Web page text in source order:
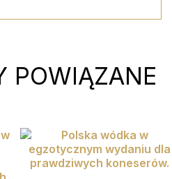
POWIĄZANE